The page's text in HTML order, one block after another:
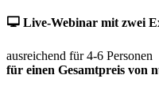
🖵 Live-Webinar mit zwei
ausreichend für 4-6 Personen
für einen Gesamtpreis von